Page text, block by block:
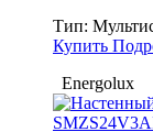
Тип:
Купить
Energolux